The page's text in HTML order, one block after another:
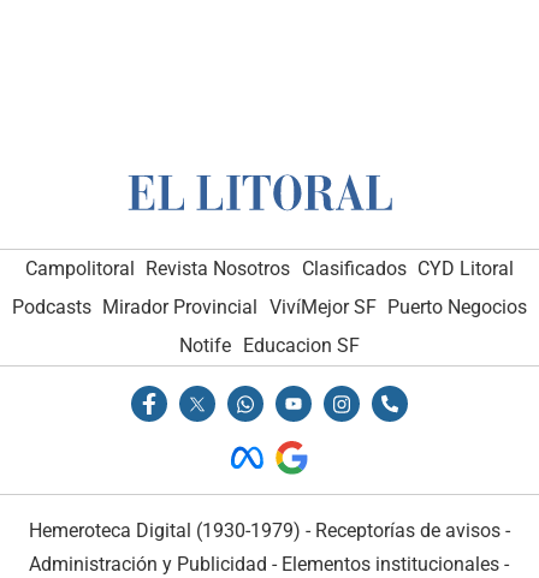
Campolitoral Revista Nosotros Clasificados CYD Litoral
Podcasts Mirador Provincial VivíMejor SF Puerto Negocios
Notife Educacion SF
Hemeroteca Digital (1930-1979) - Receptorías de avisos -
Administración y Publicidad - Elementos institucionales -